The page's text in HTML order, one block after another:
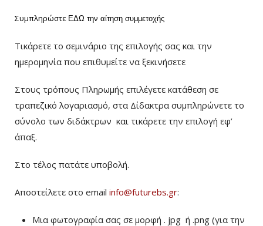
Συμπληρώστε ΕΔΩ την αίτηση συμμετοχής
Τικάρετε το σεμινάριο της επιλογής σας και την
ημερομηνία που επιθυμείτε να ξεκινήσετε
Στους τρόπους Πληρωμής επιλέγετε κατάθεση σε
τραπεζικό λογαριασμό, στα Δίδακτρα συμπληρώνετε το
σύνολο των διδάκτρων και τικάρετε την επιλογή εφ’
άπαξ.
Στο τέλος πατάτε υποβολή.
Αποστείλετε στο email info@futurebs.gr:
Μια φωτογραφία σας σε μορφή . jpg ή .png (για την